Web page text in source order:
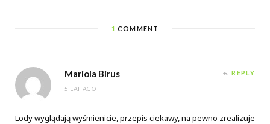
1 COMMENT
Mariola Birus
5 LAT AGO
REPLY
Lody wyglądają wyśmienicie, przepis ciekawy, na pewno zrealizuje